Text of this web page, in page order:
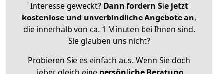
Interesse geweckt? Dann fordern Sie jetzt
kostenlose und unverbindliche Angebote an,
die innerhalb von ca. 1 Minuten bei Ihnen sind.
Sie glauben uns nicht?
Probieren Sie es einfach aus. Wenn Sie doch